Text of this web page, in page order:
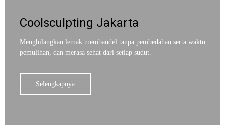
Coolsculpting Jakarta
Menghilangkan lemak membandel tanpa pembedahan serta waktu
pemulihan, dan merasa sehat dari setiap sudut.
Selengkapnya